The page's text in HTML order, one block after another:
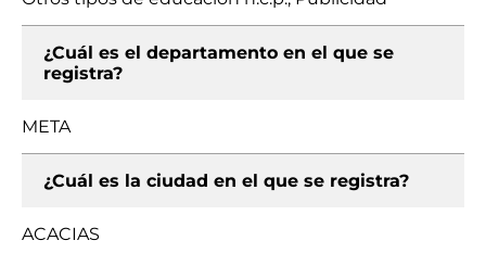
¿Cuál es el departamento en el que se
registra?
META
¿Cuál es la ciudad en el que se registra?
ACACIAS